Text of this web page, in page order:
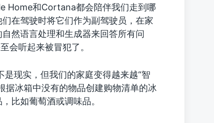
Home和Cortana都会陪伴我们走到哪
在驾驶时将它们作为副驾驶员，在家
然语言处理和生成器来回答所有问
会听起来被冒犯了。
现实，但我们的家庭变得越来越“智
据冰箱中没有的物品创建购物清单的冰
比如葡萄酒或调味品。